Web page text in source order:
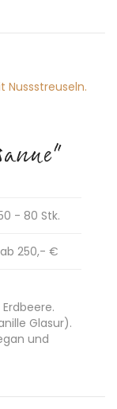
- 80 Stk.
ab 250,- €
Glasur).
und